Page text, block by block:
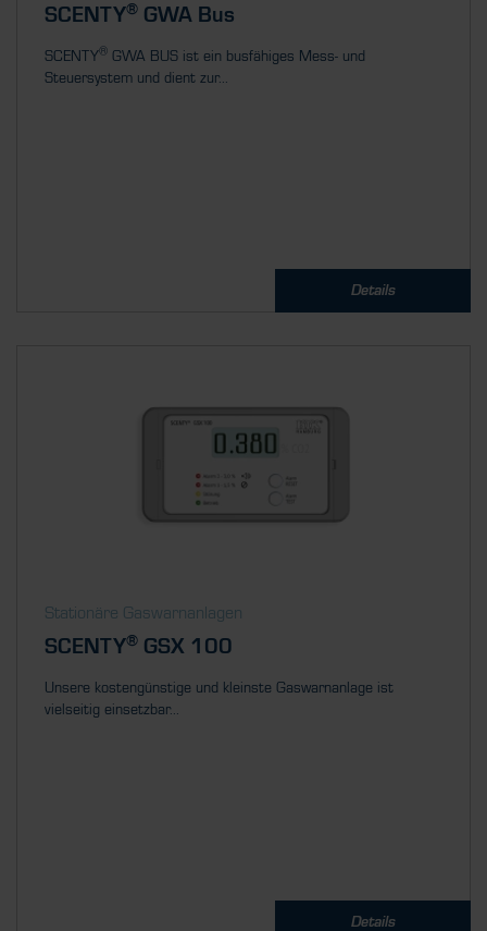
SCENTY® GWA Bus
SCENTY® GWA BUS ist ein busfähiges Mess- und
Steuersystem und dient zur...
Details
Stationäre Gaswarnanlagen
SCENTY® GSX 100
Unsere kostengünstige und kleinste Gaswarnanlage ist
vielseitig einsetzbar...
Details